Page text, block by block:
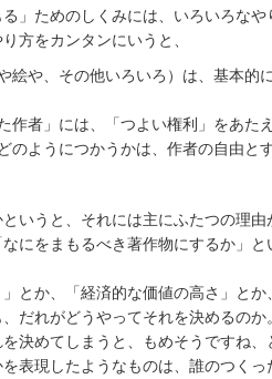
」ためのしくみには、いろいろなや
方をカンタンにいうと、
や、その他いろいろ）は、基本的
者」には、「つよい権利」をあたえ
ようにつかうかは、作者の自由とす
いうと、それには主にふたつの理由
にをまもるべき著作物にするか」
とか、「経済的な価値の高さ」と
だれがどうやってそれを決めるのか。
決めてしまうと、もめそうですね、
表現したようなものは、誰のつくっ